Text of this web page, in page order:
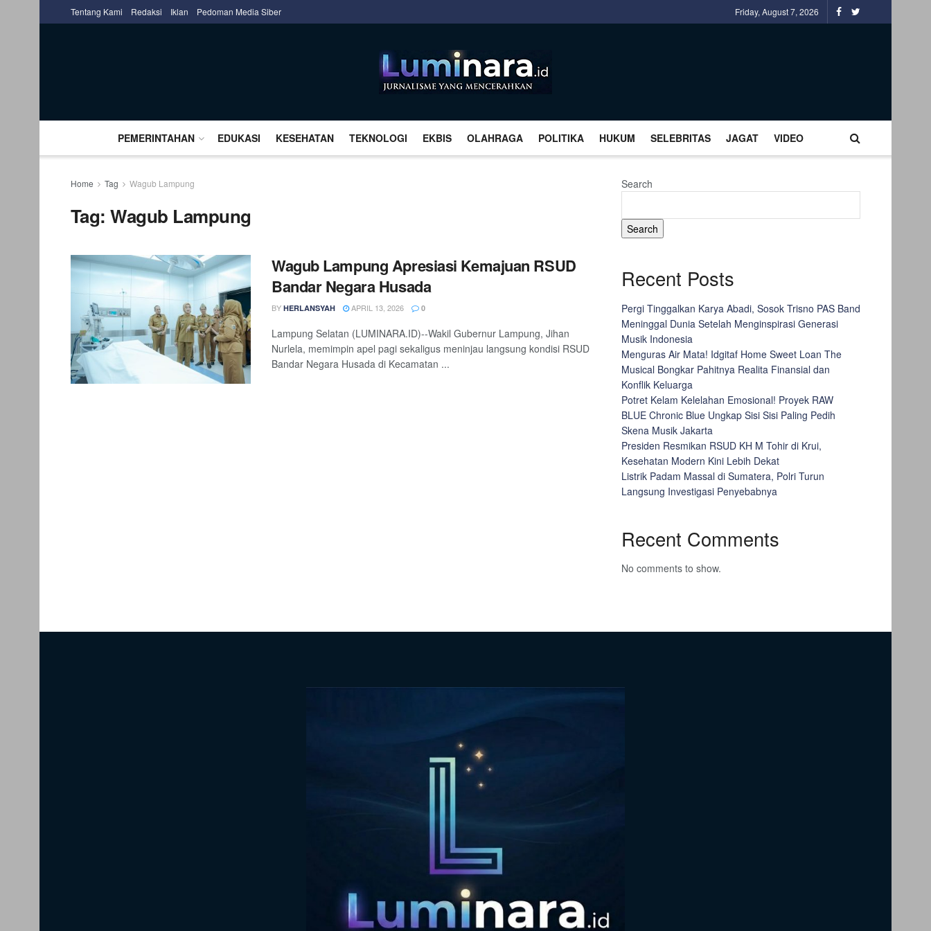
Tentang Kami Redaksi Iklan Pedoman Media Siber Friday, August 7, 2026
PEMERINTAHAN EDUKASI KESEHATAN TEKNOLOGI EKBIS OLAHRAGA POLITIKA HUKUM SELEBRITAS JAGAT VIDEO
Home Tag Wagub Lampung
Tag:Wagub Lampung
Wagub Lampung Apresiasi Kemajuan RSUD
Bandar Negara Husada
BY HERLANSYAH APRIL 13, 2026 0
Lampung Selatan (LUMINARA.ID)--Wakil Gubernur Lampung, Jihan
Nurlela, memimpin apel pagi sekaligus meninjau langsung kondisi RSUD
Bandar Negara Husada di Kecamatan ...
Search
Search
Recent Posts
Pergi Tinggalkan Karya Abadi, Sosok Trisno PAS Band
Meninggal Dunia Setelah Menginspirasi Generasi
Musik Indonesia
Menguras Air Mata! Idgitaf Home Sweet Loan The
Musical Bongkar Pahitnya Realita Finansial dan
Konflik Keluarga
Potret Kelam Kelelahan Emosional! Proyek RAW
BLUE Chronic Blue Ungkap Sisi Sisi Paling Pedih
Skena Musik Jakarta
Presiden Resmikan RSUD KH M Tohir di Krui,
Kesehatan Modern Kini Lebih Dekat
Listrik Padam Massal di Sumatera, Polri Turun
Langsung Investigasi Penyebabnya
Recent Comments
No comments to show.